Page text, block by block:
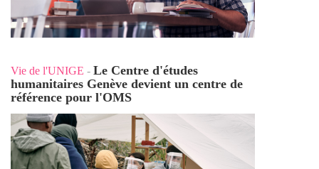
Vie de l'UNIGE - Le Centre d'études
humanitaires Genève devient un centre de
référence pour l'OMS